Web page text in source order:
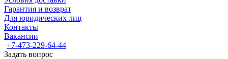
Гарантия и возврат
Для юридических лиц
Контакты
Вакансии
+7-473-229-64-44
Задать вопрос